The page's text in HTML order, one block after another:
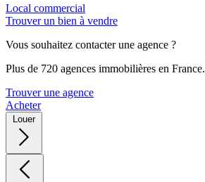
Local commercial
Trouver un bien à vendre
Vous souhaitez contacter une agence ?
Plus de 720 agences immobilières en France.
Trouver une agence
Acheter
Louer